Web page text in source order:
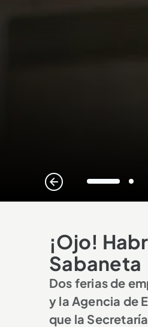
1 2
¡Ojo!
Sabaneta
Dos ferias de
y la Agencia de
que la